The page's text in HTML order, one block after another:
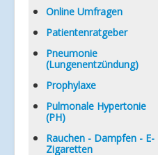
Online Umfragen
Patientenratgeber
Pneumonie
(Lungenentzündung)
Prophylaxe
Pulmonale Hypertonie
(PH)
Rauchen - Dampfen - E-
Zigaretten